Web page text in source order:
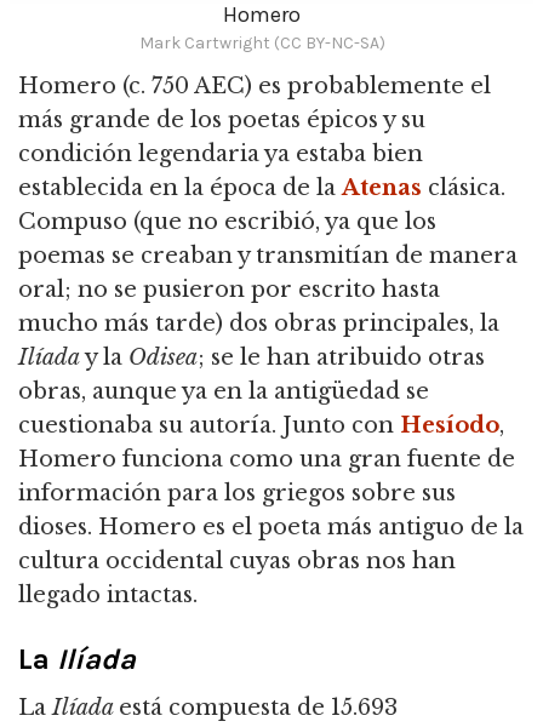
Homero
Mark Cartwright (CC BY-NC-SA)
Homero (c. 750 AEC) es probablemente el
más grande de los poetas épicos y su
condición legendaria ya estaba bien
establecida en la época de laAtenas clásica.
Compuso (que no escribió, ya que los
poemas se creaban y transmitían de manera
oral; no se pusieron por escrito hasta
mucho más tarde) dos obras principales, la
Ilíaday la Odisea; se le han atribuido otras
obras, aunque ya en la antigüedad se
cuestionaba su autoría. Junto con Hesíodo,
Homero funciona como una gran fuente de
información para los griegos sobre sus
dioses. Homero es el poeta más antiguo de la
cultura occidental cuyas obras nos han
llegado intactas.
La Ilíada
LaIlíada está compuesta de 15.693